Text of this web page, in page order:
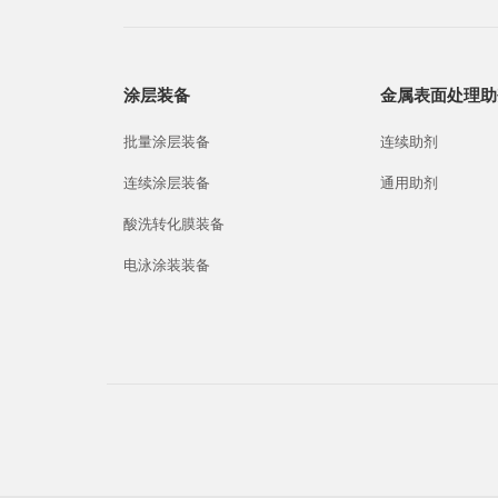
涂层装备
批量涂层装备
连续涂层装备
酸洗转化膜装备
电泳涂装装备
金属表面处理
连续助剂
通用助剂